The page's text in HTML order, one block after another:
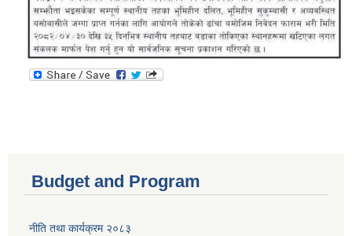
Budget and Program
नीति तथा कार्यक्रम २०८३